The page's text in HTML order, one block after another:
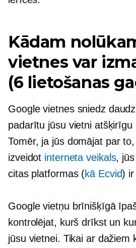
Kādam
vietnes var
(6 lietošanas
Google vietnes sniedz
padarītu jūsu vietni atšķirīgu
Tomēr, ja jūs domājat par
izveidot interneta veikals,
citas platformas (kā Ecvid) ir
Google vietņu brīnišķīgā
kontrolējat, kurš drīkst un
jūsu vietnei. Tikai ar dažiem